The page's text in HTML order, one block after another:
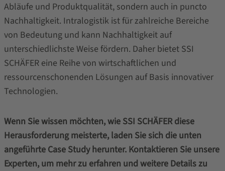
Abläufe und Produktqualität, sondern auch in puncto
Nachhaltigkeit. Intralogistik ist für zahlreiche Bereiche
von Bedeutung und kann Nachhaltigkeit auf
unterschiedlichste Weise fördern. Daher bietet SSI
SCHÄFER eine Reihe von wirtschaftlichen und
ressourcenschonenden Lösungen auf Basis innovativer
Technologien.
Wenn Sie wissen möchten, wie SSI SCHÄFER diese
Herausforderung meisterte, laden Sie sich die unten
angeführte Case Study herunter. Kontaktieren Sie unsere
Experten, um mehr zu erfahren und weitere Details zu